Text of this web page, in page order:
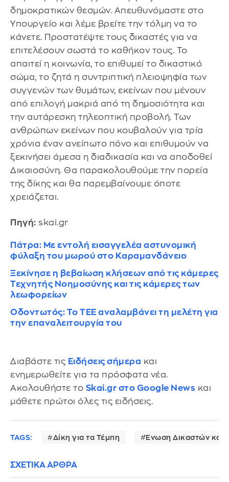
δημοκρατικών θεσμών. Απευθυνόμαστε στο
Υπουργείο και λέμε βρείτε την τόλμη να το
κάνετε. Προστατέψτε τους δικαστές για να
επιτελέσουν σωστά το καθήκον τους. Το
απαιτεί η κοινωνία, το επιθυμεί το δικαστικό
σώμα, το ζητά η συντριπτική πλειοψηφία των
συγγενών των θυμάτων, εκείνων που μένουν
από επιλογή μακριά από τη δημοσιότητα και
την αυτάρεσκη τηλεοπτική προβολή. Των
ανθρώπων εκείνων που κουβαλούν για τρία
χρόνια έναν ανείπωτο πόνο και επιθυμούν να
ξεκινήσει άμεσα η διαδικασία και να αποδοθεί
Δικαιοσύνη. Θα παρακολουθούμε την πορεία
της δίκης και θα παρεμβαίνουμε όποτε
χρειάζεται.
Πηγή: skai.gr
Πάτρα: Με εντολή εισαγγελέα αστυνομική
φύλαξη του μωρού στο Καραμανδάνειο
Ξεκίνησε η βεβαίωση κλήσεων από τις κάμερες
Τεχνητής Νοημοσύνης και τις κάμερες των
λεωφορείων
Οδοντωτός: Το ΤΕΕ αναλαμβάνει τη μελέτη για
την επαναλειτουργία του
Διαβάστε τις Ειδήσεις σήμερα και
ενημερωθείτε για τα πρόσφατα νέα.
Ακολουθήστε το Skai.gr στο Google News και
μάθετε πρώτοι όλες τις ειδήσεις.
TAGS: Δίκη για τα Τέμπη Ένωση Δικαστών και
ΣΧΕΤΙΚΑ ΑΡΘΡΑ